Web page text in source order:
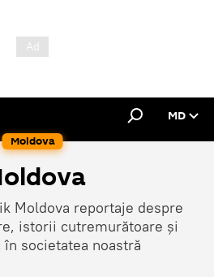
Moldova
MD
Moldova reportaje despre
istorii cutremurătoare și
societatea noastră